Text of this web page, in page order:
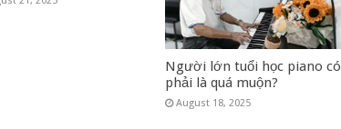
Người lớn tuổi học piano có
phải là quá muộn?
August 18, 2025